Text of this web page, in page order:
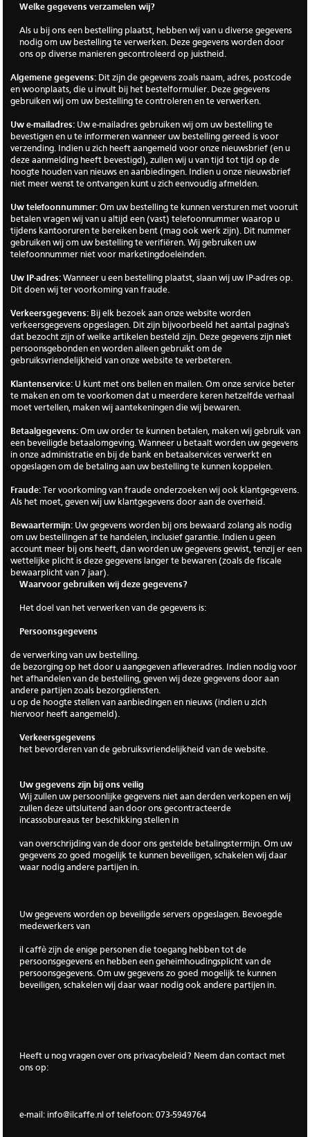
Welke gegevens verzamelen wij?
Als u bij ons een bestelling plaatst, hebben wij van u diverse gegevens
nodig om uw bestelling te verwerken. Deze gegevens worden door
ons op diverse manieren gecontroleerd op juistheid.
Algemene gegevens: Dit zijn de gegevens zoals naam, adres, postcode
en woonplaats, die u invult bij het bestelformulier. Deze gegevens
gebruiken wij om uw bestelling te controleren en te verwerken.
Uw e-mailadres: Uw e-mailadres gebruiken wij om uw bestelling te
bevestigen en u te informeren wanneer uw bestelling gereed is voor
verzending. Indien u zich heeft aangemeld voor onze nieuwsbrief (en u
deze aanmelding heeft bevestigd), zullen wij u van tijd tot tijd op de
hoogte houden van nieuws en aanbiedingen. Indien u onze nieuwsbrief
niet meer wenst te ontvangen kunt u zich eenvoudig afmelden.
Uw telefoonnummer: Om uw bestelling te kunnen versturen met vooruit
betalen vragen wij van u altijd een (vast) telefoonnummer waarop u
tijdens kantooruren te bereiken bent (mag ook werk zijn). Dit nummer
gebruiken wij om uw bestelling te verifiëren. Wij gebruiken uw
telefoonnummer niet voor marketingdoeleinden.
Uw IP-adres: Wanneer u een bestelling plaatst, slaan wij uw IP-adres op.
Dit doen wij ter voorkoming van fraude.
Verkeersgegevens: Bij elk bezoek aan onze website worden
verkeersgegevens opgeslagen. Dit zijn bijvoorbeeld het aantal pagina's
dat bezocht zijn of welke artikelen besteld zijn. Deze gegevens zijnniet
persoonsgebonden en worden alleen gebruikt om de
gebruiksvriendelijkheid van onze website te verbeteren.
Klantenservice: U kunt met ons bellen en mailen. Om onze service beter
te maken en om te voorkomen dat u meerdere keren hetzelfde verhaal
moet vertellen, maken wij aantekeningen die wij bewaren.
Betaalgegevens: Om uw order te kunnen betalen, maken wij gebruik van
een beveiligde betaalomgeving. Wanneer u betaalt worden uw gegevens
in onze administratie en bij de bank en betaalservices verwerkt en
opgeslagen om de betaling aan uw bestelling te kunnen koppelen.
Fraude: Ter voorkoming van fraude onderzoeken wij ook klantgegevens.
Als het moet, geven wij uw klantgegevens door aan de overheid.
Bewaartermijn: Uw gegevens worden bij ons bewaard zolang als nodig
om uw bestellingen af te handelen, inclusief garantie. Indien u geen
account meer bij ons heeft, dan worden uw gegevens gewist, tenzij er een
wettelijke plicht is deze gegevens langer te bewaren (zoals de fiscale
bewaarplicht van 7 jaar).
Waarvoor gebruiken wij deze gegevens?
Het doel van het verwerken van de gegevens is:
Persoonsgegevens
de verwerking van uw bestelling.
de bezorging op het door u aangegeven afleveradres. Indien nodig voor
het afhandelen van de bestelling, geven wij deze gegevens door aan
andere partijen zoals bezorgdiensten.
u op de hoogte stellen van aanbiedingen en nieuws (indien u zich
hiervoor heeft aangemeld).
Verkeersgegevens
het bevorderen van de gebruiksvriendelijkheid van de website.
Uw gegevens zijn bij ons veilig
Wij zullen uw persoonlijke gegevens niet aan derden verkopen en wij
zullen deze uitsluitend aan door ons gecontracteerde
incassobureaus ter beschikking stellen in
van overschrijding van de door ons gestelde betalingstermijn. Om uw
gegevens zo goed mogelijk te kunnen beveiligen, schakelen wij daar
waar nodig andere partijen in.
Uw gegevens worden op beveiligde servers opgeslagen. Bevoegde
medewerkers van
il caffè zijn de enige personen die toegang hebben tot de
persoonsgegevens en hebben een geheimhoudingsplicht van de
persoonsgegevens. Om uw gegevens zo goed mogelijk te kunnen
beveiligen, schakelen wij daar waar nodig ook andere partijen in.
Heeft u nog vragen over ons privacybeleid? Neem dan contact met
ons op:
e-mail:info@ilcaffe.nl of telefoon: 073-5949764